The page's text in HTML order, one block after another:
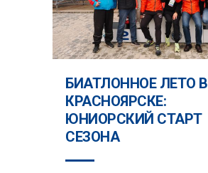
БИАТЛОННОЕ ЛЕТО В
КРАСНОЯРСКЕ:
ЮНИОРСКИЙ СТАРТ
СЕЗОНА